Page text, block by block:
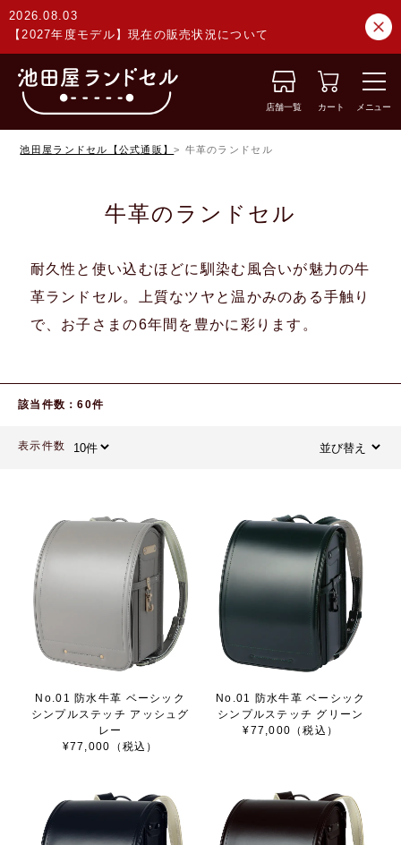
2026.08.03
【2027年度モデル】現在の販売状況について
店舗一覧 カート メニュー
池田屋ランドセル【公式通販】 牛革のランドセル
牛革のランドセル
耐久性と使い込むほどに馴染む風合いが魅力の牛
革ランドセル。上質なツヤと温かみのある手触り
で、お子さまの6年間を豊かに彩ります。
該当件数：60件
表示件数
No.01 防水牛革 ベーシック
シンプルステッチ アッシュグ
レー
¥77,000（税込）
No.01 防水牛革 ベーシック
シンプルステッチ グリーン
¥77,000（税込）